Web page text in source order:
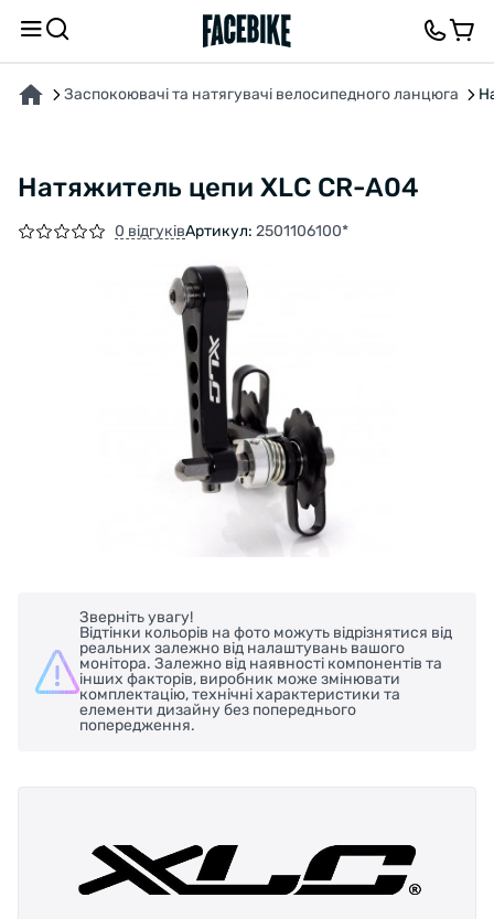
Заспокоювачі та натягувачі велосипедного ланцюга
Натяжитель цепи XLC CR-A04
0 відгуківАртикул: 2501106100*
Зверніть увагу!
Відтінки кольорів на фото можуть відрізнятися від
реальних залежно від налаштувань вашого
монітора. Залежно від наявності компонентів та
інших факторів, виробник може змінювати
комплектацію, технічні характеристики та
елементи дизайну без попереднього
попередження.
ПРО ТОВАР ВІДГУКИ ТА ЗАПИТАННЯ